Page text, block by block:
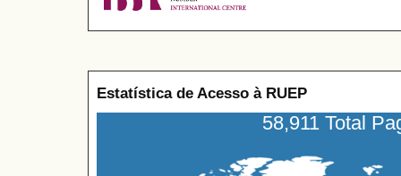
Estatística de Acesso à RUEP
58,911 Total